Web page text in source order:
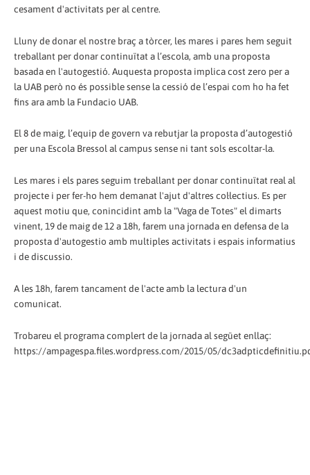
cesament d'activitats per al centre.
Lluny de donar el nostre braç a tòrcer, les mares i pares hem seguit
treballant per donar continuïtat a l’escola, amb una proposta
basada en l'autogestió. Auquesta proposta implica cost zero per a
la UAB però no és possible sense la cessió de l’espai com ho ha fet
fins ara amb la Fundacio UAB.
El 8 de maig, l’equip de govern va rebutjar la proposta d’autogestió
per una Escola Bressol al campus sense ni tant sols escoltar-la.
Les mares i els pares seguim treballant per donar continuïtat real al
projecte i per fer-ho hem demanat l'ajut d'altres col·lectius. Es per
aquest motiu que, conincidint amb la "Vaga de Totes" el dimarts
vinent, 19 de maig de 12 a 18h, farem una jornada en defensa de la
proposta d'autogestio amb multiples activitats i espais informatius
i de discussio.
A les 18h, farem tancament de l'acte amb la lectura d'un
comunicat.
Trobareu el programa complert de la jornada al següet enllaç:
https://ampagespa.files.wordpress.com/2015/05/